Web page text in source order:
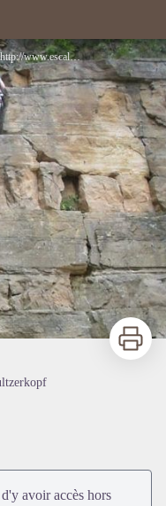
Rocher du Soultzerkopf - Gilbert - http://www.escalade-alsace.com
en plein écran
Imprimer
avoir accès hors